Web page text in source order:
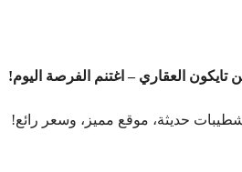
العقاري – اغتنم الفرصة اليوم!
حديثة، موقع مميز، وسعر رائع!